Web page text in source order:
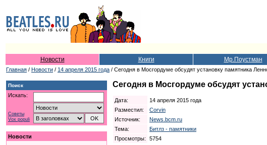
Новости Книги Мр.Поустман
Главная / Новости / 14 апреля 2015 года / Сегодня в Мосгордуме обсудят установку памятника
Поиск
Искать:
Советы
Vox populi
Новости
Сегодня в Мосгордуме обсудят
Дата:
14 апреля 2015 года
Разместил:
Corvin
Источник:
News.bcm.ru
Тема:
Битлз - памятники
Просмотры:
5754